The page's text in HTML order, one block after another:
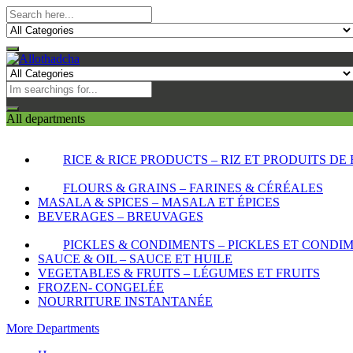
All departments
RICE & RICE PRODUCTS – RIZ ET PRODUITS DE
FLOURS & GRAINS – FARINES & CÉRÉALES
MASALA & SPICES – MASALA ET ÉPICES
BEVERAGES – BREUVAGES
PICKLES & CONDIMENTS – PICKLES ET
SAUCE & OIL – SAUCE ET HUILE
VEGETABLES & FRUITS – LÉGUMES ET FRUITS
FROZEN- CONGELÉE
NOURRITURE INSTANTANÉE
More Departments